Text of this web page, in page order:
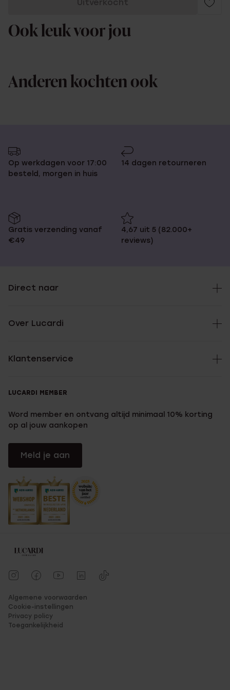
Uitverkocht
Ook leuk voor jou
Anderen kochten ook
Op werkdagen voor 17:00
besteld, morgen in huis
14 dagen retourneren
Gratis verzending vanaf
€49
4,67 uit 5 (82.000+
reviews)
Direct naar
Over Lucardi
Klantenservice
LUCARDI MEMBER
Word member en ontvang altijd minimaal 10% korting
op al jouw aankopen
Meld je aan
Algemene voorwaarden
Cookie-instellingen
Privacy policy
Toegankelijkheid